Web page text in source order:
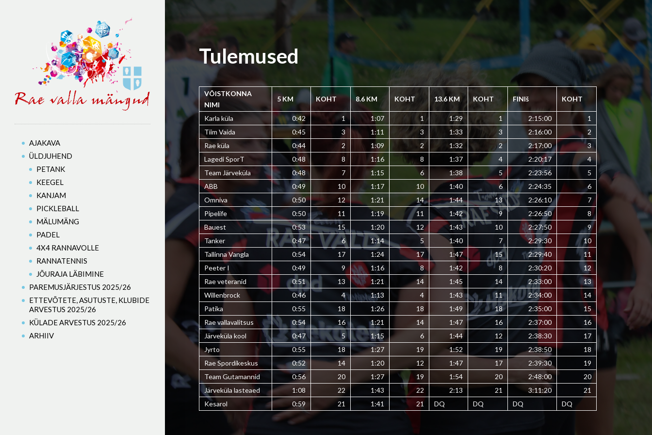
AJAKAVA
ÜLDJUHEND
PETANK
KEEGEL
KANJAM
PICKLEBALL
MÄLUMÄNG
PADEL
4X4 RANNAVOLLE
RANNATENNIS
JÕURAJA LÄBIMINE
PAREMUSJÄRJESTUS 2025/26
ETTEVÕTETE, ASUTUSTE, KLUBIDE
ARVESTUS 2025/26
KÜLADE ARVESTUS 2025/26
ARHIIV
Tulemused
VÕISTKONNA
NIMI
5 KM KOHT 8.6 KM KOHT 13.6 KM KOHT FINIš KOHT
Karla küla 0:42 1 1:07 1 1:29 1 2:15:00
1
Tiim Vaida
0:45 3 1:11 3 1:33 3 2:16:00
2
Rae küla
0:44 2 1:09 2 1:32 2 2:17:00
3
Lagedi SporT
0:48 8 1:16 8 1:37 4 2:20:17
4
Team Järveküla
0:48 7 1:15 6 1:38 5 2:23:56
5
ABB
0:49 10 1:17 10 1:40 6 2:24:35
6
Omniva
0:50 12 1:21 14 1:44 13 2:26:10
7
Pipelife
0:50 11 1:19 11 1:42 9 2:26:50
8
Bauest
0:53 15 1:20 12 1:43 10 2:27:50
9
Tanker
0:47 6 1:14 5 1:40 7 2:29:30
10
Tallinna Vangla
0:54 17 1:24 17 1:47 15 2:29:40
11
Peeter I
0:49 9 1:16 8 1:42 8 2:30:20
12
Rae veteranid
0:51 13 1:21 14 1:45 14 2:33:00
13
Willenbrock
0:46 4 1:13 4 1:43 11 2:34:00
14
Patika
0:55 18 1:26 18 1:49 18 2:35:00
15
Rae vallavalitsus
0:54 16 1:21 14 1:47 16 2:37:00
16
Järveküla kool
0:47 5 1:15 6 1:44 12 2:38:30
17
Jyrto
0:55 18 1:27 19 1:52 19 2:38:50
18
Rae Spordikeskus
0:52 14 1:20 12 1:47 17 2:39:30
19
Team Gutamannid
0:56 20 1:27 19 1:54 20 2:48:00
20
Järveküla lasteaed
1:08 22 1:43 22 2:13 21 3:11:20
21
Kesarol
0:59 21 1:41 21 DQ DQ DQ DQ